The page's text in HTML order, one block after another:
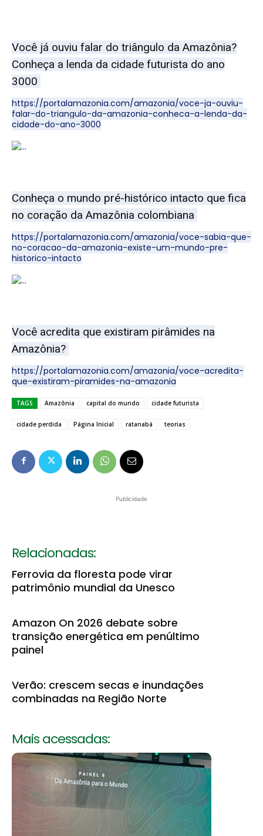
Você já ouviu falar do triângulo da Amazônia?
Conheça a lenda da cidade futurista do ano
3000
https://portalamazonia.com/amazonia/voce-ja-ouviu-
falar-do-triangulo-da-amazonia-conheca-a-lenda-da-
cidade-do-ano-3000
Conheça o mundo pré-histórico intacto que fica
no coração da Amazônia colombiana
https://portalamazonia.com/amazonia/voce-sabia-que-
no-coracao-da-amazonia-existe-um-mundo-pre-
historico-intacto
Você acredita que existiram pirâmides na
Amazônia?
https://portalamazonia.com/amazonia/voce-acredita-
que-existiram-piramides-na-amazonia
TAGS Amazônia capital do mundo cidade futurista
cidade perdida Página Inicial ratanabá teorias
Publicidade
Relacionadas:
Ferrovia da floresta pode virar
patrimônio mundial da Unesco
Amazon On 2026 debate sobre
transição energética em penúltimo
painel
Verão: crescem secas e inundações
combinadas na Região Norte
Mais acessadas: